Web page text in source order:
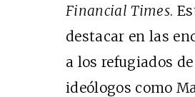
Financial Times.
destacar en las
a los refugiados
ideólogos como